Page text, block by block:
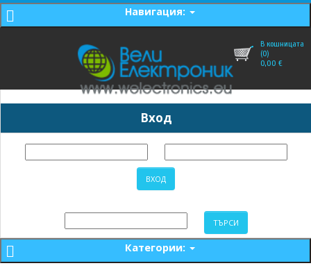
Навигация:
В кошницата
(0)
0,00 €
Вход
Категории: